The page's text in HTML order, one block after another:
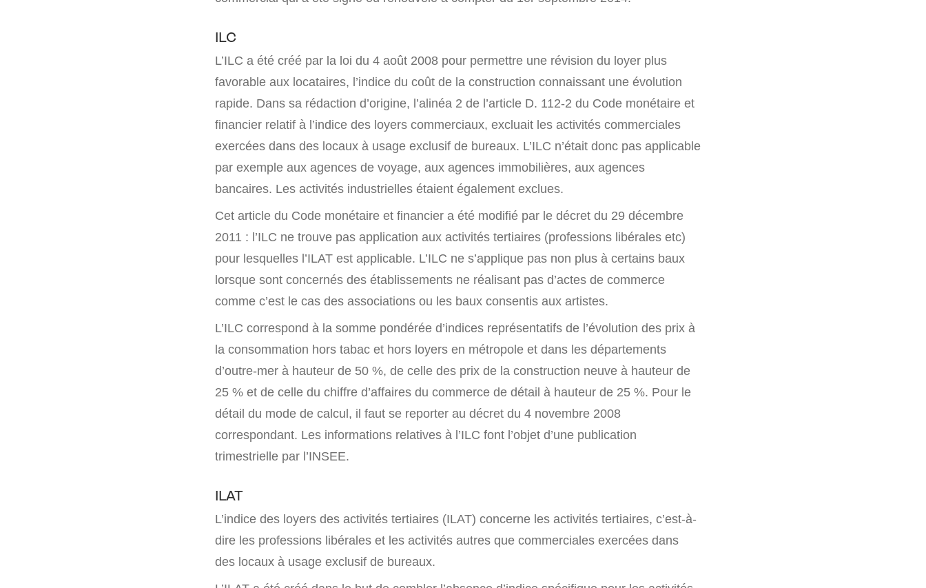
ILC
L’ILC a été créé par la loi du 4 août 2008 pour permettre une révision du loyer plus
favorable aux locataires, l’indice du coût de la construction connaissant une évolution
rapide. Dans sa rédaction d’origine, l’alinéa 2 de l’article D. 112-2 du Code monétaire et
financier relatif à l’indice des loyers commerciaux, excluait les activités commerciales
exercées dans des locaux à usage exclusif de bureaux. L’ILC n’était donc pas applicable
par exemple aux agences de voyage, aux agences immobilières, aux agences
bancaires. Les activités industrielles étaient également exclues.
Cet article du Code monétaire et financier a été modifié par le décret du 29 décembre
2011 : l’ILC ne trouve pas application aux activités tertiaires (professions libérales etc)
pour lesquelles l’ILAT est applicable. L’ILC ne s’applique pas non plus à certains baux
lorsque sont concernés des établissements ne réalisant pas d’actes de commerce
comme c’est le cas des associations ou les baux consentis aux artistes.
L’ILC correspond à la somme pondérée d’indices représentatifs de l’évolution des prix à
la consommation hors tabac et hors loyers en métropole et dans les départements
d’outre-mer à hauteur de 50 %, de celle des prix de la construction neuve à hauteur de
25 % et de celle du chiffre d’affaires du commerce de détail à hauteur de 25 %. Pour le
détail du mode de calcul, il faut se reporter au décret du 4 novembre 2008
correspondant. Les informations relatives à l’ILC font l’objet d’une publication
trimestrielle par l’INSEE.
ILAT
L’indice des loyers des activités tertiaires (ILAT) concerne les activités tertiaires, c’est-à-
dire les professions libérales et les activités autres que commerciales exercées dans
des locaux à usage exclusif de bureaux.